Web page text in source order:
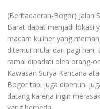
(Beritadaerah-Bogor) Jalan
Barat dapat menjadi lokasi
macam kuliner yang
ditemui mulai dari pagi hari,
ramai dipadati oleh orang-
Kawasan Surya Kencana
Bogor tapi juga dipenuhi
datang karena ingin